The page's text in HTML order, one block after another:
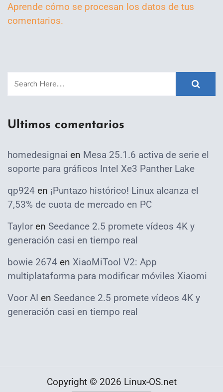
Aprende cómo se procesan los datos de tus
comentarios.
Ultimos comentarios
homedesignai en Mesa 25.1.6 activa de serie el
soporte para gráficos Intel Xe3 Panther Lake
qp924 en ¡Puntazo histórico! Linux alcanza el
7,53% de cuota de mercado en PC
Taylor en Seedance 2.5 promete vídeos 4K y
generación casi en tiempo real
bowie 2674 en XiaoMiTool V2: App
multiplataforma para modificar móviles Xiaomi
Voor AI en Seedance 2.5 promete vídeos 4K y
generación casi en tiempo real
Copyright © 2026 Linux-OS.net